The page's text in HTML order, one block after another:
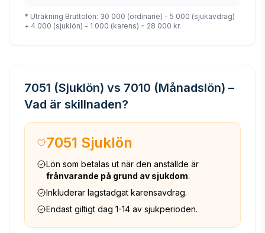
* Uträkning Bruttolön: 30 000 (ordinarie) - 5 000 (sjukavdrag)
+ 4 000 (sjuklön) - 1 000 (karens) = 28 000 kr.
7051 (Sjuklön) vs 7010 (Månadslön) –
Vad är skillnaden?
7051 Sjuklön
Lön som betalas ut när den anställde är
frånvarande på grund av sjukdom.
Inkluderar lagstadgat karensavdrag.
Endast giltigt dag 1-14 av sjukperioden.